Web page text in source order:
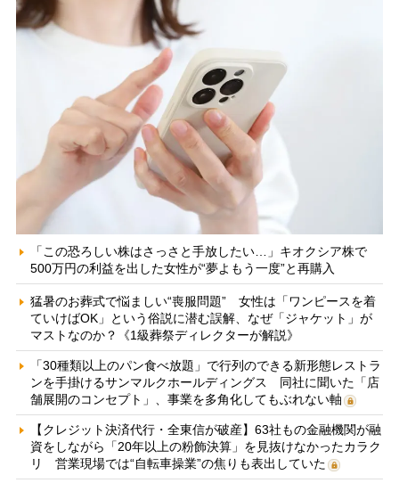
「この恐ろしい株はさっさと手放したい…」キオクシア株で
500万円の利益を出した女性が“夢よもう一度”と再購入
猛暑のお葬式で悩ましい“喪服問題” 女性は「ワンピースを着
ていけばOK」という俗説に潜む誤解、なぜ「ジャケット」が
マストなのか？《1級葬祭ディレクターが解説》
「30種類以上のパン食べ放題」で行列のできる新形態レストラ
ンを手掛けるサンマルクホールディングス 同社に聞いた「店
舗展開のコンセプト」、事業を多角化してもぶれない軸
【クレジット決済代行・全東信が破産】63社もの金融機関が融
資をしながら「20年以上の粉飾決算」を見抜けなかったカラク
リ 営業現場では“自転車操業”の焦りも表出していた